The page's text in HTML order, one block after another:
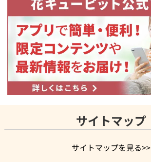
サイトマップ
サイトマップを見る>>